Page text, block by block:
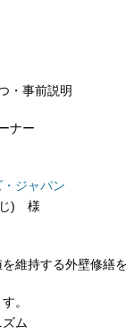
・事前説明
ナー
ジャパン
じ) 様
を維持する外壁修繕
。
ズム